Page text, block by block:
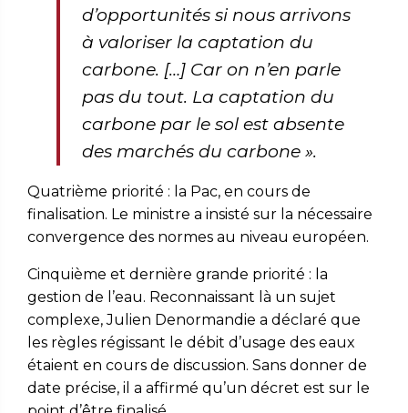
d’opportunités si nous arrivons
à valoriser la captation du
carbone. […] Car on n’en parle
pas du tout. La captation du
carbone par le sol est absente
des marchés du carbone ».
Quatrième priorité : la Pac, en cours de
finalisation. Le ministre a insisté sur la nécessaire
convergence des normes au niveau européen.
Cinquième et dernière grande priorité : la
gestion de l’eau. Reconnaissant là un sujet
complexe, Julien Denormandie a déclaré que
les règles régissant le débit d’usage des eaux
étaient en cours de discussion. Sans donner de
date précise, il a affirmé qu’un décret est sur le